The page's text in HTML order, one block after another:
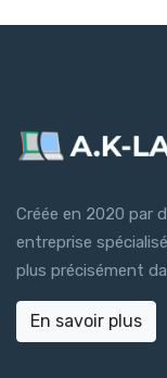
Créée en 2020 par
entreprise
plus précisément
En savoir plus